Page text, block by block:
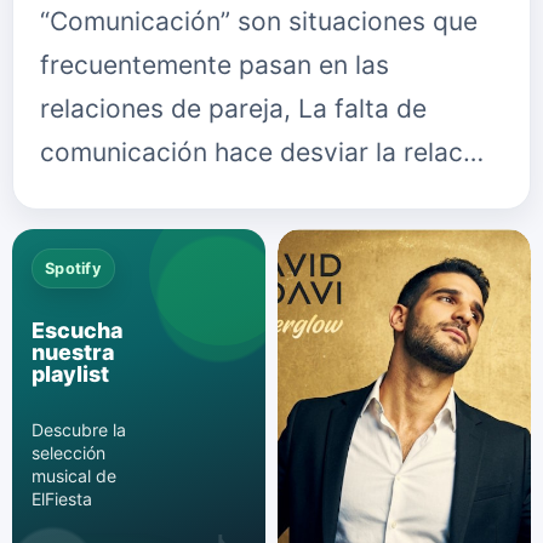
“Comunicación” son situaciones que
frecuentemente pasan en las
relaciones de pareja, La falta de
comunicación hace desviar la relac…
Spotify
Escucha
nuestra
playlist
Descubre la
selección
musical de
ElFiesta